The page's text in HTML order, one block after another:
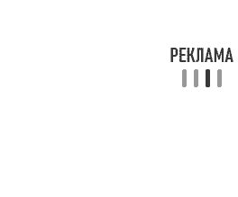
Полка для полотенец